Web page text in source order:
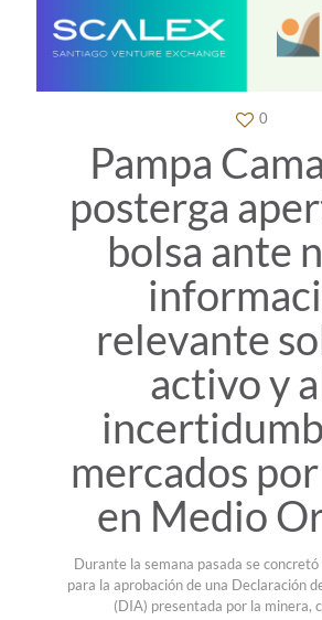
0
Pampa
posterga
bolsa ante
relevante
activo y
mercados
en Medio
Durante la semana pasada se
para la aprobación de una Declaración
(DIA) presentada por la minera,